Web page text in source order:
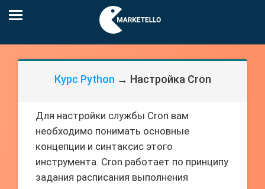
Курс Python → Настройка Cron
Для настройки службы Cron вам
необходимо понимать основные
концепции и синтаксис этого
инструмента. Cron работает по принципу
задания расписания выполнения